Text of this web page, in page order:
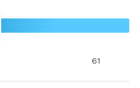
61